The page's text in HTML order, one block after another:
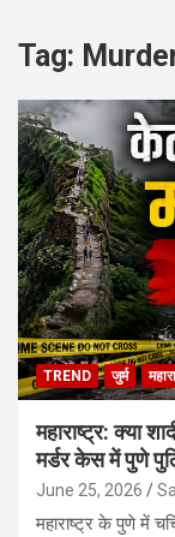
Tag:
TREND जुर्म
महाराष्ट्र: क्या
मर्डर केस में पुणे
June 25, 2026
महाराष्ट्र के पुणे में